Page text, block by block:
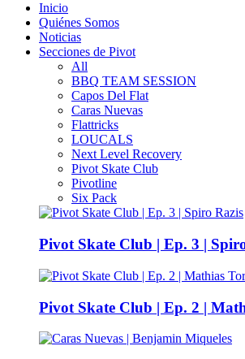
Inicio
Quiénes Somos
Noticias
Secciones de Pivot
All
BBQ TEAM SESSION
Capos Del Flat
Caras Nuevas
Flattricks
LOUCALS
Next Level Recovery
Pivot Skate Club
Pivotline
Six Pack
Pivot Skate Club | Ep. 3 |
Pivot Skate Club | Ep. 2 |